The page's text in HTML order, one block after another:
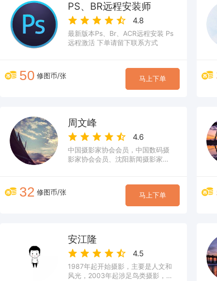
PS、BR远程安装师
4.8
最新版本Ps、Br、ACR远程安装 Ps
远程激活 下单请留下联系方式
50 修图币/张 马上下单
周文峰
4.6
中国摄影家协会会员，中国数码摄
影家协会会员、沈阳新闻摄影家协
32 修图币/张 马上下单
安江隆
4.5
1987年起开始摄影，主要是人文和
风光，2003年起涉足鸟类摄影，至